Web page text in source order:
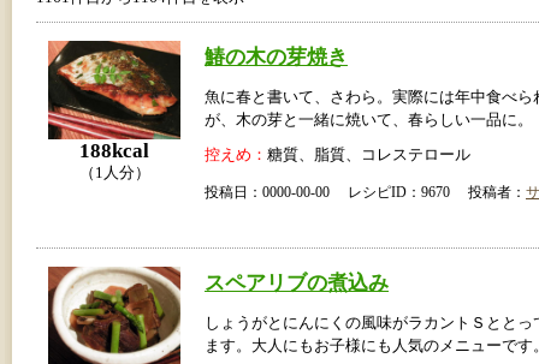
188kcal
（1人分）
鰆の木の芽焼き
魚に春と書いて、さわら。実際には年中食べら
が、木の芽と一緒に焼いて、春らしい一品に。
控えめ： 糖質、脂質、コレステロール
投稿日：0000-00-00 レシピID：9670 投稿者：
スペアリブの煮込み
しょうがとにんにくの風味がラカントＳととっ
ます。大人にもお子様にも人気のメニューです